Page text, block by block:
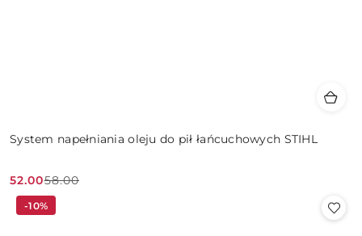
System napełniania oleju do pił łańcuchowych STIHL
Cena
promocyjna:
52.00
Cena
przed
58.00
-10%